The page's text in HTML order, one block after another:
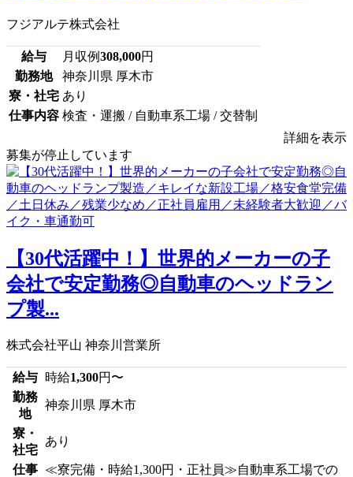
フジアルテ株式会社
給与 月収例308,000円
勤務地
神奈川県 厚木市
寮・社宅 あり
仕事内容 検査・運搬 / 自動車系工場 / 交替制
詳細を表示
募集が停止しています
【30代活躍中！】世界的メーカーの子
会社で安定勤務◎自動車のヘッドラン
プ製...
株式会社平山 神奈川営業所
給与 時給1,300円〜
勤務
地
神奈川県 厚木市
寮・
社宅
あり
仕事 ≪寮完備・時給1,300円・正社員≫自動車系工場での